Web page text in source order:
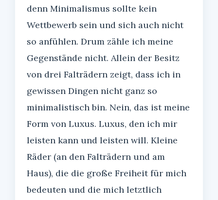
denn Minimalismus sollte kein
Wettbewerb sein und sich auch nicht
so anfühlen. Drum zähle ich meine
Gegenstände nicht. Allein der Besitz
von drei Falträdern zeigt, dass ich in
gewissen Dingen nicht ganz so
minimalistisch bin. Nein, das ist meine
Form von Luxus. Luxus, den ich mir
leisten kann und leisten will. Kleine
Räder (an den Falträdern und am
Haus), die die große Freiheit für mich
bedeuten und die mich letztlich